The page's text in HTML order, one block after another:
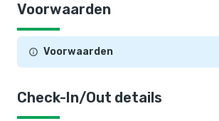
Voorwaarden
Voorwaarden
Check-In/Out details